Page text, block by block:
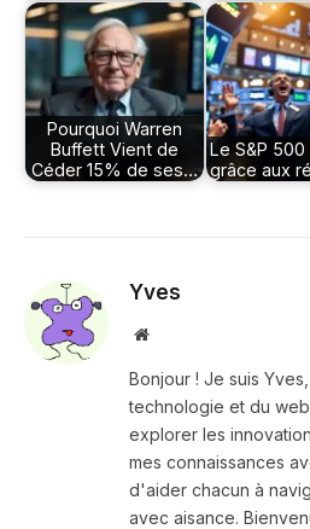
Pourquoi Warren
Buffett Vient de
Céder 15% de ses…
Le S&P
grâce aux
Yves
Site
Bonjour ! Je suis
technologie et du
explorer les
mes connaissances
d'aider chacun à
avec aisance.